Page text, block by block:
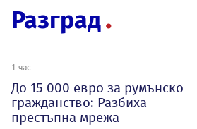
Разград
1 час
До 15 000 евро за румънско
гражданство: Разбиха
престъпна мрежа